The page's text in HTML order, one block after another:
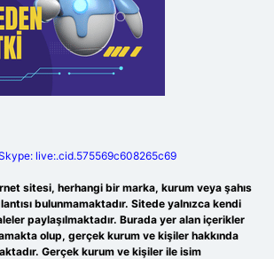
live:.cid.575569c608265c69
sitesi, herhangi bir marka, kurum veya şahıs
bulunmamaktadır. Sitede yalnızca kendi
paylaşılmaktadır. Burada yer alan içerikler
olup, gerçek kurum ve kişiler hakkında
Gerçek kurum ve kişiler ile isim